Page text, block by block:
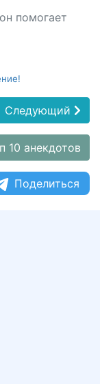
помогает
Следующий
10 анекдотов
Поделиться